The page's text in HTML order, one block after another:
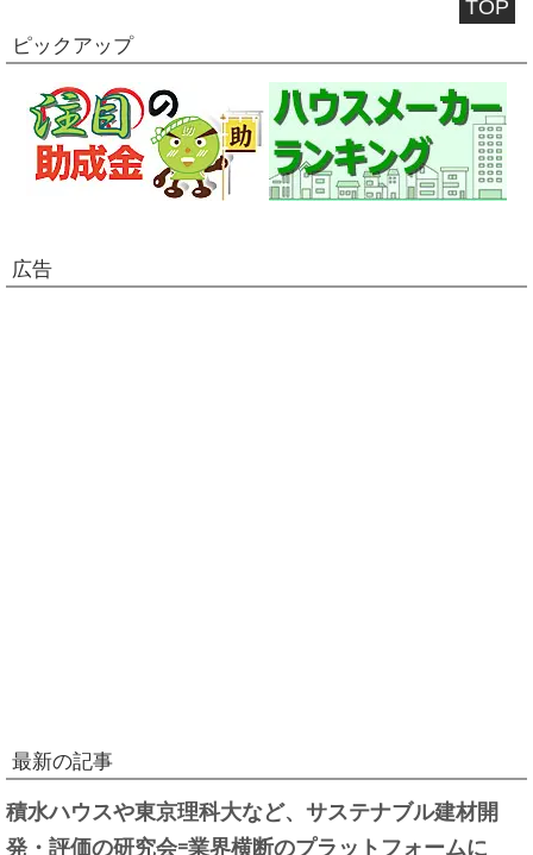
TOP
ピックアップ
広告
最新の記事
積水ハウスや東京理科大など、サステナブル建材開
発・評価の研究会=業界横断のプラットフォームに